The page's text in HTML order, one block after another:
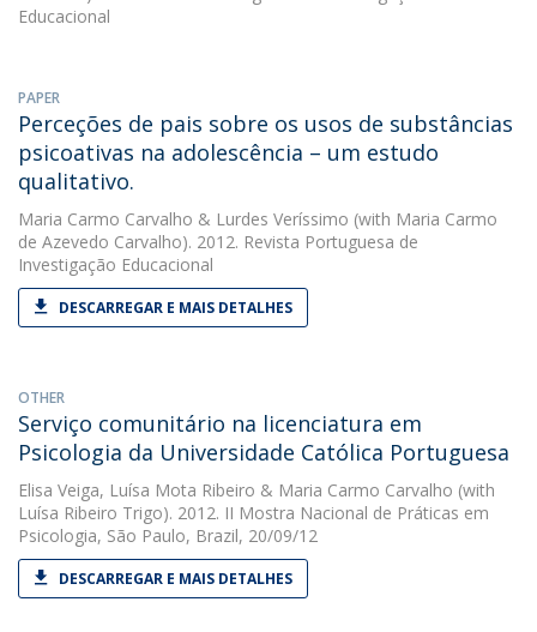
Educacional
PAPER
Perceções de pais sobre os usos de substâncias
psicoativas na adolescência – um estudo
qualitativo.
Maria Carmo Carvalho & Lurdes Veríssimo (with Maria Carmo
de Azevedo Carvalho). 2012. Revista Portuguesa de
Investigação Educacional
DESCARREGAR E MAIS DETALHES
OTHER
Serviço comunitário na licenciatura em
Psicologia da Universidade Católica Portuguesa
Elisa Veiga, Luísa Mota Ribeiro & Maria Carmo Carvalho (with
Luísa Ribeiro Trigo). 2012. II Mostra Nacional de Práticas em
Psicologia, São Paulo, Brazil, 20/09/12
DESCARREGAR E MAIS DETALHES